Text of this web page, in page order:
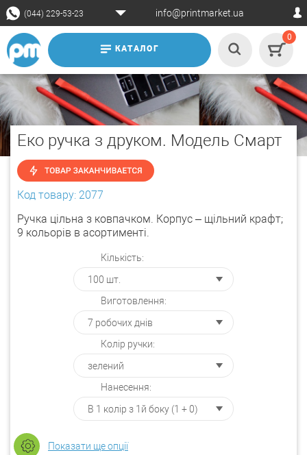
(044) 229-53-23 info@printmarket.ua
КАТАЛОГ
0
Еко ручка з друком. Модель Смарт
Код товару: 2077
Ручка цільна з ковпачком. Корпус – щільний крафт;
9 кольорів в асортименті.
Кількість:
Виготовлення:
Колір ручки:
Нанесення:
Показати ще опції